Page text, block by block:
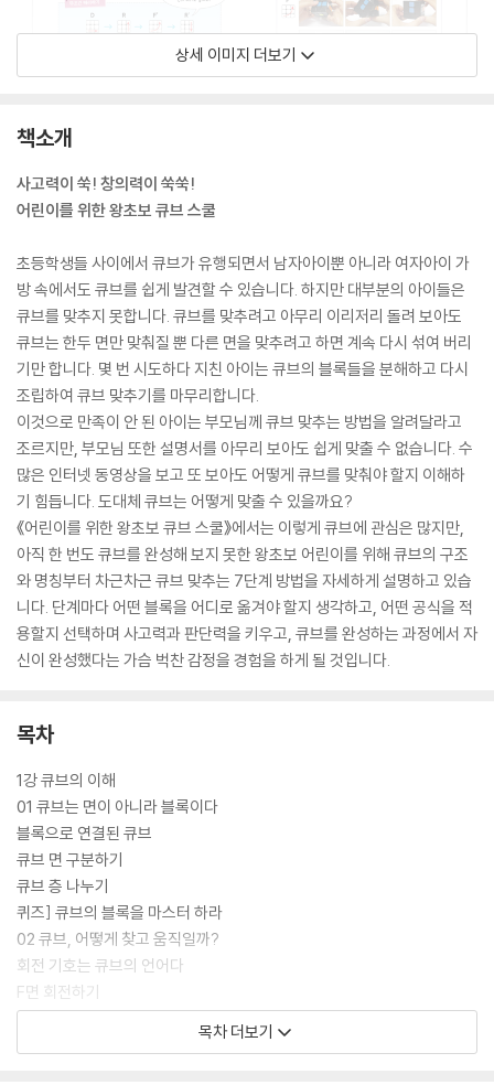
상세 이미지 더보기
책소개
사고력이 쑥! 창의력이 쑥쑥!
어린이를 위한 왕초보 큐브 스쿨
초등학생들 사이에서 큐브가 유행되면서 남자아이뿐 아니라 여자아이 가
방 속에서도 큐브를 쉽게 발견할 수 있습니다. 하지만 대부분의 아이들은
큐브를 맞추지 못합니다. 큐브를 맞추려고 아무리 이리저리 돌려 보아도
큐브는 한두 면만 맞춰질 뿐 다른 면을 맞추려고 하면 계속 다시 섞여 버리
기만 합니다. 몇 번 시도하다 지친 아이는 큐브의 블록들을 분해하고 다시
조립하여 큐브 맞추기를 마무리합니다.
이것으로 만족이 안 된 아이는 부모님께 큐브 맞추는 방법을 알려달라고
조르지만, 부모님 또한 설명서를 아무리 보아도 쉽게 맞출 수 없습니다. 수
많은 인터넷 동영상을 보고 또 보아도 어떻게 큐브를 맞춰야 할지 이해하
기 힘듭니다. 도대체 큐브는 어떻게 맞출 수 있을까요?
《어린이를 위한 왕초보 큐브 스쿨》에서는 이렇게 큐브에 관심은 많지만,
아직 한 번도 큐브를 완성해 보지 못한 왕초보 어린이를 위해 큐브의 구조
와 명칭부터 차근차근 큐브 맞추는 7단계 방법을 자세하게 설명하고 있습
니다. 단계마다 어떤 블록을 어디로 옮겨야 할지 생각하고, 어떤 공식을 적
용할지 선택하며 사고력과 판단력을 키우고, 큐브를 완성하는 과정에서 자
신이 완성했다는 가슴 벅찬 감정을 경험을 하게 될 것입니다.
목차
1강 큐브의 이해
01 큐브는 면이 아니라 블록이다
블록으로 연결된 큐브
큐브 면 구분하기
큐브 층 나누기
퀴즈] 큐브의 블록을 마스터 하라
02 큐브, 어떻게 찾고 움직일까?
회전 기호는 큐브의 언어다
F면 회전하기
U면 회전하기
목차 더보기